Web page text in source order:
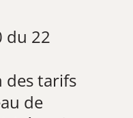
du 22
des tarifs
de